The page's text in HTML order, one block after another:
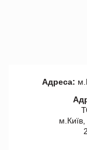
Адреса: